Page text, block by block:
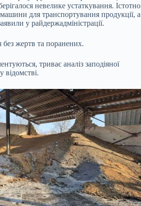
невелике устаткування. Істотно
для транспортування продукції, а
у райдержадміністрації.
жертв та поранених.
триває аналіз заподіяної